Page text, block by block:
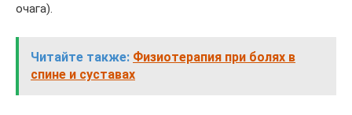
очага).
Читайте также: Физиотерапия при болях в
спине и суставах